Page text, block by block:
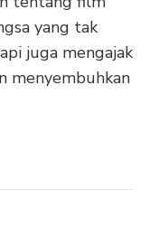
yang tak
juga mengajak
menyembuhkan